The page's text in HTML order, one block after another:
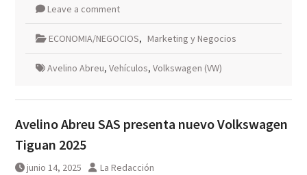
Leave a comment
ECONOMIA/NEGOCIOS, Marketing y Negocios
Avelino Abreu, Vehículos, Volkswagen (VW)
Avelino Abreu SAS presenta nuevo Volkswagen
Tiguan 2025
junio 14, 2025 La Redacción